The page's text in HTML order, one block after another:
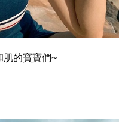
肌的寶寶們~